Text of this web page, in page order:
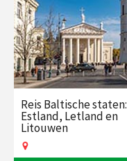
Op locatie
Reis Baltische staten:
Estland, Letland en
Litouwen